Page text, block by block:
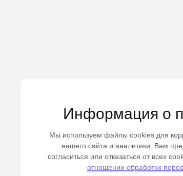
Информация о
Мы используем файлы cookies для
нашего сайта и аналитики. Вам
согласиться или отказаться от всех
отношении обработки